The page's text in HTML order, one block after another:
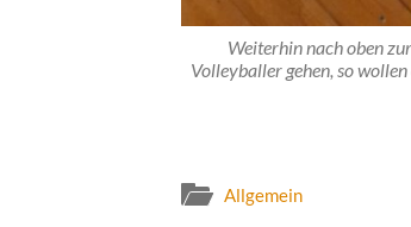
Weiterhin nach oben
Volleyballer gehen, so
Allgemein